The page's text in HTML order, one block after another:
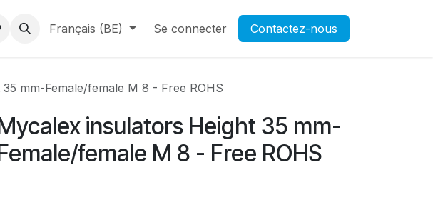
de BINAME Contactez-nous Rendez-vous Ouverture d'un compte
Français (BE) Se connecter Contactez-nous
mm-Female/female M 8 - Free ROHS
insulators Height 35 mm-
female M 8 - Free ROHS